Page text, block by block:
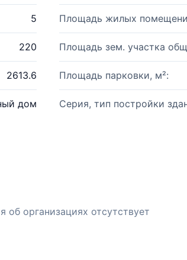
5 Площадь жилых
220 Площадь зем. участка
2613.6 Площадь парковки, м²:
дом Серия, тип постройки
об организациях отсутствует